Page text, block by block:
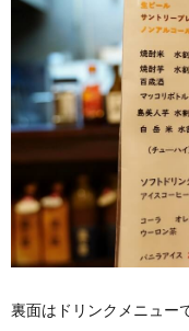
裏面はドリンクメニュー